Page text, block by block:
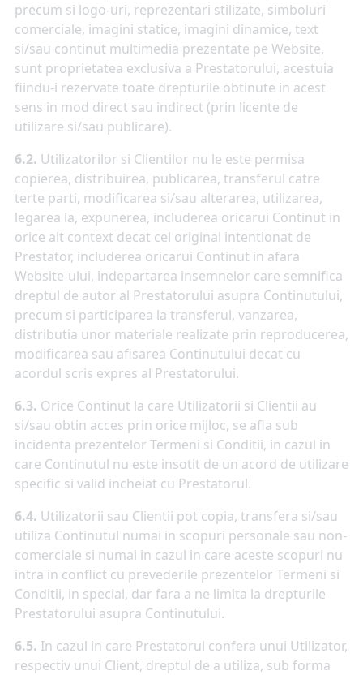
precum si logo-uri, reprezentari stilizate, simboluri
comerciale, imagini statice, imagini dinamice, text
si/sau continut multimedia prezentate pe Website,
sunt proprietatea exclusiva a Prestatorului, acestuia
fiindu-i rezervate toate drepturile obtinute in acest
sens in mod direct sau indirect (prin licente de
utilizare si/sau publicare).
6.2. Utilizatorilor si Clientilor nu le este permisa
copierea, distribuirea, publicarea, transferul catre
terte parti, modificarea si/sau alterarea, utilizarea,
legarea la, expunerea, includerea oricarui Continut in
orice alt context decat cel original intentionat de
Prestator, includerea oricarui Continut in afara
Website-ului, indepartarea insemnelor care semnifica
dreptul de autor al Prestatorului asupra Continutului,
precum si participarea la transferul, vanzarea,
distributia unor materiale realizate prin reproducerea,
modificarea sau afisarea Continutului decat cu
acordul scris expres al Prestatorului.
6.3. Orice Continut la care Utilizatorii si Clientii au
si/sau obtin acces prin orice mijloc, se afla sub
incidenta prezentelor Termeni si Conditii, in cazul in
care Continutul nu este insotit de un acord de utilizare
specific si valid incheiat cu Prestatorul.
6.4. Utilizatorii sau Clientii pot copia, transfera si/sau
utiliza Continutul numai in scopuri personale sau non-
comerciale si numai in cazul in care aceste scopuri nu
intra in conflict cu prevederile prezentelor Termeni si
Conditii, in special, dar fara a ne limita la drepturile
Prestatorului asupra Continutului.
6.5. In cazul in care Prestatorul confera unui Utilizator,
respectiv unui Client, dreptul de a utiliza, sub forma